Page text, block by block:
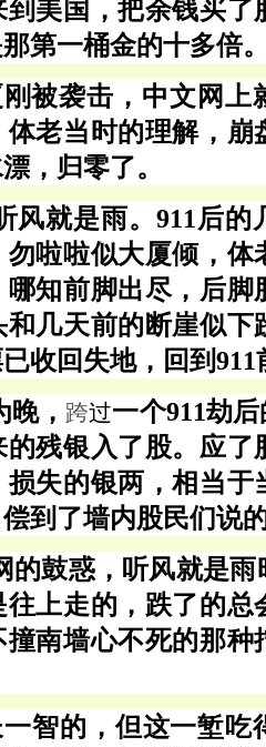
美国，把余钱买了
第一桶金的十多倍
被袭击，中文网上
体老当时的理解，崩
，归零了。
风就是雨。 911后的
啦啦似大厦倾，体
哪知前脚出尽，后脚
几天前的断崖似下
收回失地，回到
， 跨过一个911劫
残银入了股。应了
失的银两，相当于
到了墙内股民们说
的鼓惑，听风就是
往上走的，跌了的总
南墙心不死的那种
智的，但这一堑吃